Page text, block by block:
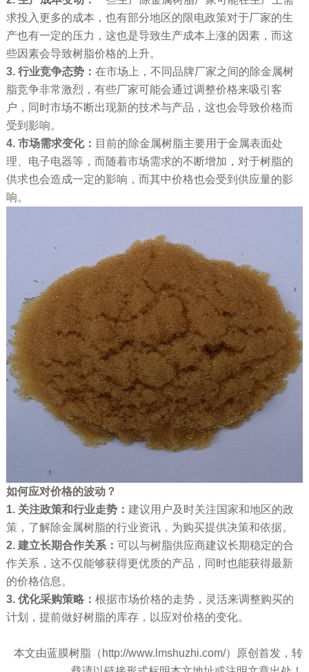
求投入更多的成本，也有部分地区的限电政策对于厂家的生
产也有一定的压力，这也是导致生产成本上涨的因素，而这
些因素会导致树脂价格的上升。
3. 行业竞争态势： 在市场上，不同品牌厂家之间的除金属树
脂竞争非常激烈，有些厂家可能会通过调整价格来吸引客
户，同时市场不断出现新的技术与产品，这也会导致价格而
受到影响。
4. 市场需求变化： 目前的除金属树脂主要用于金属表面处
理、电子电器等，而随着市场需求的不断增加，对于树脂的
供求也会造成一定的影响，而其中价格也会受到供应量的影
响。
如何应对价格的波动？
1. 关注政策和行业走势： 建议用户及时关注国家和地区的政
策，了解除金属树脂的行业资讯，为购买提供决策和依据。
2. 建立长期合作关系： 可以与树脂供应商建议长期稳定的合
作关系，这不仅能够获得更优质的产品，同时也能获得最新
的价格信息。
3. 优化采购策略： 根据市场价格的走势，灵活来调整购买的
计划，提前做好树脂的库存，以应对价格的变化。
本文由蓝膜树脂（http://www.lmshuzhi.com/）原创首发，转